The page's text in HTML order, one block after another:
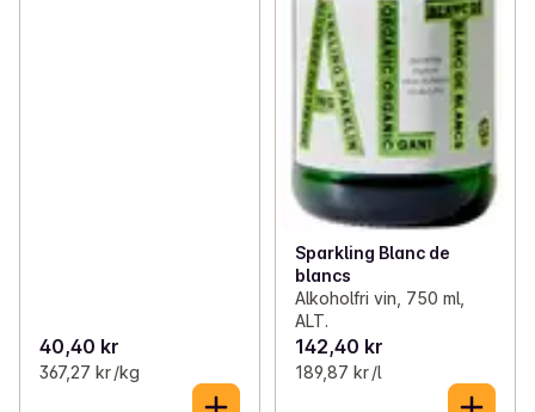
40,40 kr
367,27 kr /kg
Sparkling Blanc de
blancs
Alkoholfri vin, 750 ml,
ALT.
142,40 kr
189,87 kr /l